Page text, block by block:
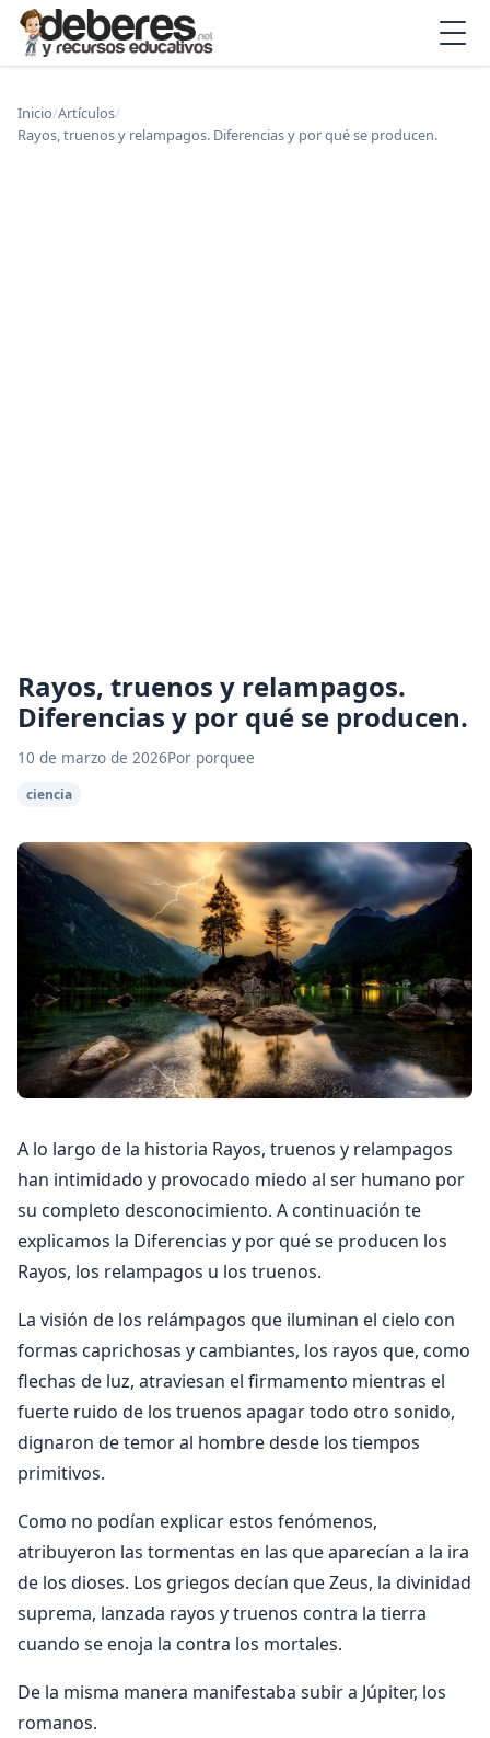
Inicio/Artículos/
Rayos, truenos y relampagos. Diferencias y por qué se producen.
Rayos, truenos y relampagos.
Diferencias y por qué se producen.
10 de marzo de 2026Por porquee
ciencia
A lo largo de la historia Rayos, truenos y relampagos
han intimidado y provocado miedo al ser humano por
su completo desconocimiento. A continuación te
explicamos la Diferencias y por qué se producen los
Rayos, los relampagos u los truenos.
La visión de los relámpagos que iluminan el cielo con
formas caprichosas y cambiantes, los rayos que, como
flechas de luz, atraviesan el firmamento mientras el
fuerte ruido de los truenos apagar todo otro sonido,
dignaron de temor al hombre desde los tiempos
primitivos.
Como no podían explicar estos fenómenos,
atribuyeron las tormentas en las que aparecían a la ira
de los dioses. Los griegos decían que Zeus, la divinidad
suprema, lanzada rayos y truenos contra la tierra
cuando se enoja la contra los mortales.
De la misma manera manifestaba subir a Júpiter, los
romanos.